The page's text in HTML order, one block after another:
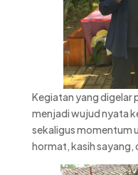
Kegiatan yang digelar
menjadi wujud nyata
sekaligus momentum
hormat, kasih sayang,